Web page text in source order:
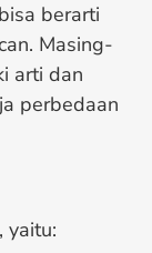
berarti
Masing-
arti dan
perbedaan
yaitu: